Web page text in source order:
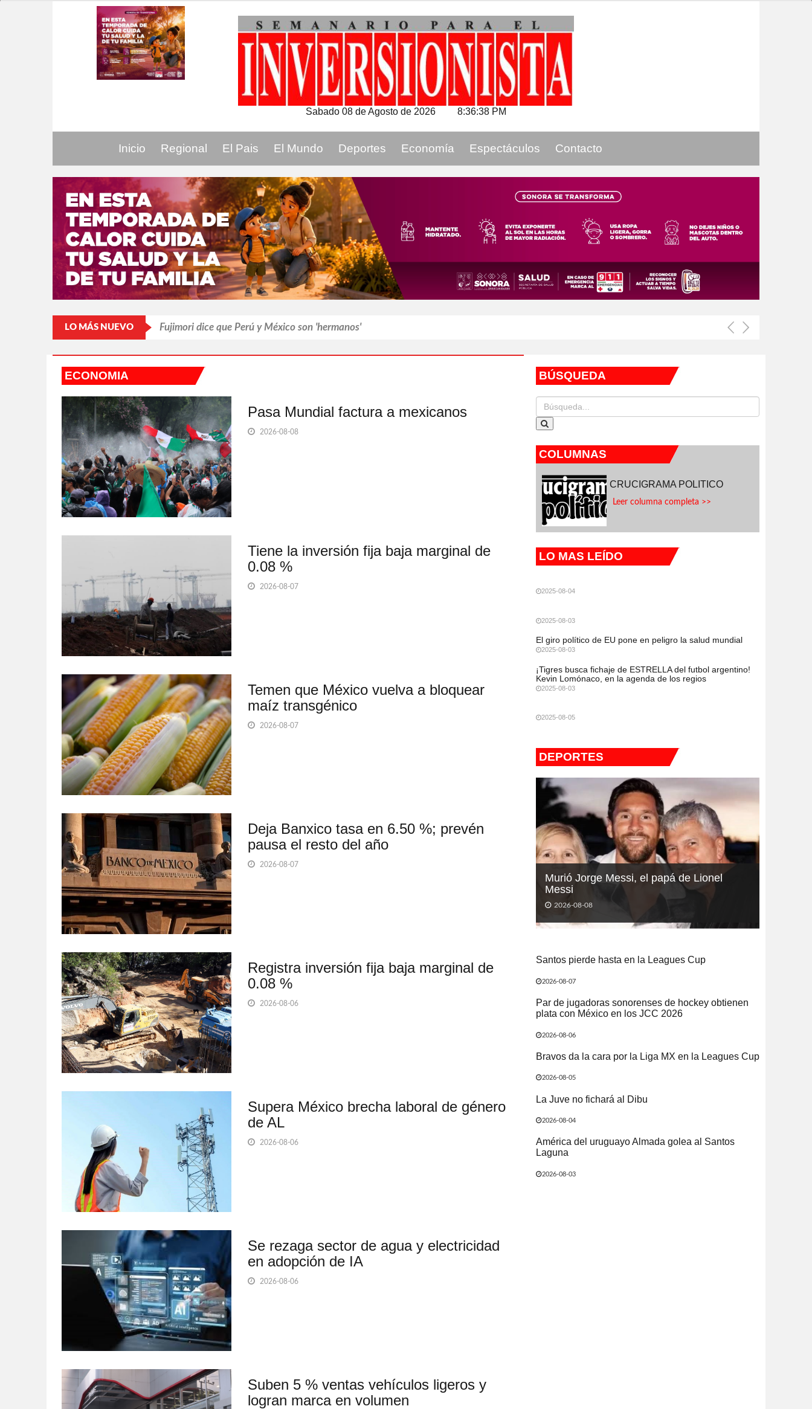
Sabado 08 de Agosto de 2026 8:36:39 PM
Inicio Regional El Pais El Mundo Deportes Economía Espectáculos Contacto
LO MÁS NUEVO Fujimori dice que Perú y México son 'hermanos'
Desechan jueces amparos por nuevo examen en UNAM
Murió Jorge Messi, el papá de Lionel Messi
Confiesa Britney Spears sentirse una madre que 'fracasó'
ECONOMIA
Pasa Mundial factura a mexicanos
2026-08-08
Tiene la inversión fija baja marginal de
0.08 %
2026-08-07
Temen que México vuelva a bloquear
maíz transgénico
2026-08-07
Deja Banxico tasa en 6.50 %; prevén
pausa el resto del año
2026-08-07
Registra inversión fija baja marginal de
0.08 %
2026-08-06
Supera México brecha laboral de género
de AL
2026-08-06
Se rezaga sector de agua y electricidad
en adopción de IA
2026-08-06
Suben 5 % ventas vehículos ligeros y
logran marca en volumen
BÚSQUEDA
COLUMNAS
CRUCIGRAMA POLITICO
Leer columna completa >>
LO MAS LEÍDO
2025-08-04
2025-08-03
El giro político de EU pone en peligro la salud mundial
2025-08-03
¡Tigres busca fichaje de ESTRELLA del futbol argentino!
Kevin Lomónaco, en la agenda de los regios
2025-08-03
2025-08-05
DEPORTES
Murió Jorge Messi, el papá de Lionel
Messi
2026-08-08
Santos pierde hasta en la Leagues Cup
2026-08-07
Par de jugadoras sonorenses de hockey obtienen
plata con México en los JCC 2026
2026-08-06
Bravos da la cara por la Liga MX en la Leagues Cup
2026-08-05
La Juve no fichará al Dibu
2026-08-04
América del uruguayo Almada golea al Santos
Laguna
2026-08-03